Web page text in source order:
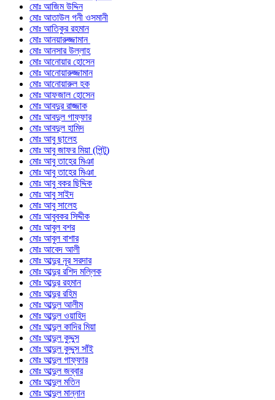
মোঃ আজিম উদ্দিন
মোঃ আতাউল গনী ওসমানী
মোঃ আতিকুর রহমান
মোঃ আনয়ারুজ্জামান
মোঃ আনসার উল্লাহ
মোঃ আনোয়ার হোসেন
মোঃ আনোয়ারুজ্জামান
মোঃ আনোয়ারুল হক
মোঃ আফজাল হোসেন
মোঃ আবদুর রাজ্জাক
মোঃ আবদুল গাফ্‌ফার
মোঃ আবদুল হামিদ
মোঃ আবু ছালেহ
মোঃ আবু জাফর মিয়া (পিন্টু)
মোঃ আবু তাহের মিঞা
মোঃ আবু তাহের মিঞা
মোঃ আবু বকর ছিদ্দিক
মোঃ আবু সাইদ
মোঃ আবু সালেহ
মোঃ আবুবকর সিদ্দীক
মোঃ আবুল বশর
মোঃ আবুল বাশার
মোঃ আবেদ আলী
মোঃ আব্দুর নূর সরদার
মোঃ আব্দুর রশিদ মল্লিক
মোঃ আব্দুর রহমান
মোঃ আব্দুর রহিম
মোঃ আব্দুল আলীম
মোঃ আব্দুল ওয়াহিদ
মোঃ আব্দুল কাদির মিয়া
মোঃ আব্দুল কুদ্দুস
মোঃ আব্দুল কুদ্দুস সাঁই
মোঃ আব্দুল গাফ্ফার
মোঃ আব্দুল জব্বার
মোঃ আব্দুল মতিন
মোঃ আব্দুল মান্নান